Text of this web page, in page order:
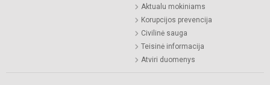
Aktualu mokiniams
Korupcijos prevencija
Civilinė sauga
Teisinė informacija
Atviri duomenys